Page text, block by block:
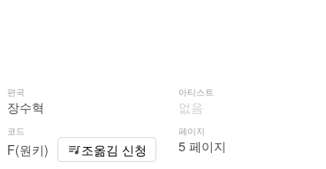
편곡
장수혁
코드
F(원키) 조옮김 신청
아티스트
없음
페이지
5 페이지